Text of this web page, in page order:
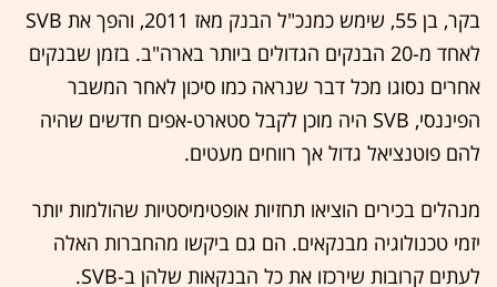
בקר, בן 55, שימש כמנכ"ל הבנק מאז 2011, והפך את SVB
לאחד מ-20 הבנקים הגדולים ביותר בארה"ב. בזמן שבנקים
אחרים נסוגו מכל דבר שנראה כמו סיכון לאחר המשבר
הפיננסי, SVB היה מוכן לקבל סטארט-אפים חדשים שהיה
להם פוטנציאל גדול אך רווחים מעטים.
מנהלים בכירים הוציאו תחזיות אופטימיסטיות שהולמות יותר
יזמי טכנולוגיה מבנקאים. הם גם ביקשו מהחברות האלה
לעתים קרובות שירכזו את כל הבנקאות שלהן ב-SVB.